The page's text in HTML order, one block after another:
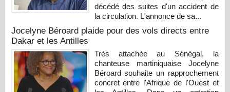
décédé des suites d'un accident de
la circulation. L'annonce de sa...
Jocelyne Béroard plaide pour des vols directs entre
Dakar et les Antilles
Très attachée au Sénégal, la
chanteuse martiniquaise Jocelyne
Béroard souhaite un rapprochement
concret entre l'Afrique de l'Ouest et